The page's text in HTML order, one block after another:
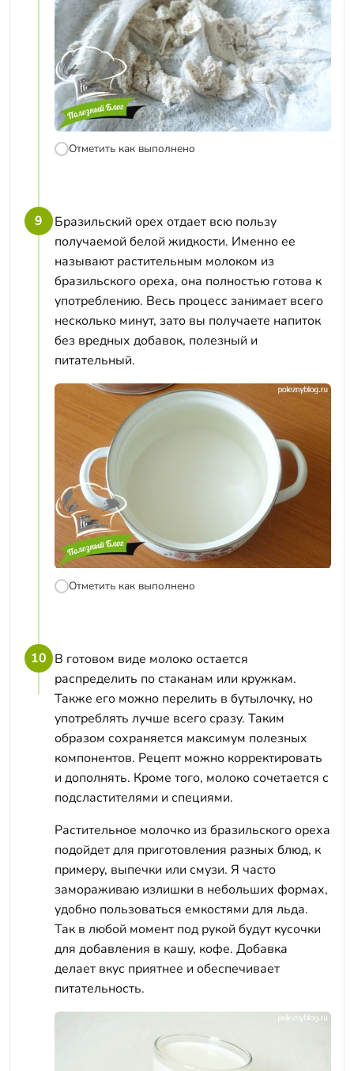
Отметить как выполнено
9
Бразильский орех отдает всю пользу
получаемой белой жидкости. Именно ее
называют растительным молоком из
бразильского ореха, она полностью готова к
употреблению. Весь процесс занимает всего
несколько минут, зато вы получаете напиток
без вредных добавок, полезный и
питательный.
Отметить как выполнено
10 В готовом виде молоко остается
распределить по стаканам или кружкам.
Также его можно перелить в бутылочку, но
употреблять лучше всего сразу. Таким
образом сохраняется максимум полезных
компонентов. Рецепт можно корректировать
и дополнять. Кроме того, молоко сочетается с
подсластителями и специями.
Растительное молочко из бразильского ореха
подойдет для приготовления разных блюд, к
примеру, выпечки или смузи. Я часто
замораживаю излишки в небольших формах,
удобно пользоваться емкостями для льда.
Так в любой момент под рукой будут кусочки
для добавления в кашу, кофе. Добавка
делает вкус приятнее и обеспечивает
питательность.